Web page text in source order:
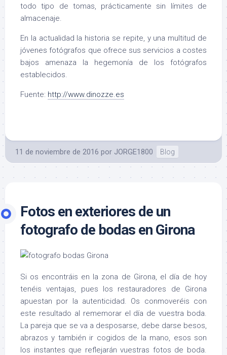
todo tipo de tomas, prácticamente sin límites de
almacenaje.
En la actualidad la historia se repite, y una multitud de
jóvenes fotógrafos que ofrece sus servicios a costes
bajos amenaza la hegemonía de los fotógrafos
establecidos.
Fuente: http://www.dinozze.es
11 de noviembre de 2016 por JORGE1800 Blog
Fotos en exteriores de un
fotografo de bodas en Girona
Si os encontráis en la zona de Girona, el día de hoy
tenéis ventajas, pues los restauradores de Girona
apuestan por la autenticidad. Os conmoveréis con
este resultado al rememorar el día de vuestra boda.
La pareja que se va a desposarse, debe darse besos,
abrazos y también ir cogidos de la mano, esos son
los instantes que reflejarán vuestras fotos de boda.